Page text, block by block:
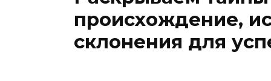
происхождение,
склонения для